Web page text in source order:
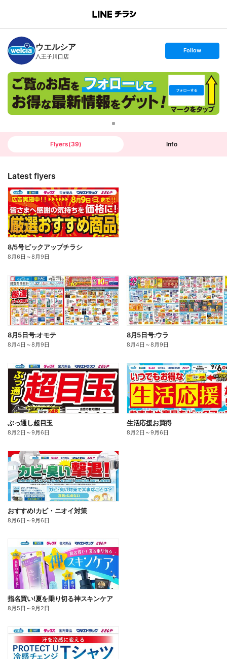
B
n
c
h
T
ウエルシア
八王子川口店
s
t
o
l
o
w
Follow
Flyers(39) Info
Latest flyers
8/5号ピックアップチラシ
8月6日 ～8月9日
8月5日号:オモテ
8月4日 ～8月9日
8月5日号:ウラ
8月4日 ～8月9日
ぶっ通し超目玉
8月2日 ～9月6日
生活応援お買得
8月2日 ～9月6日
おすすめ!カビ・ニオイ対策
8月6日 ～9月6日
指名買い!夏を乗り切る神スキンケア
8月5日 ～9月2日